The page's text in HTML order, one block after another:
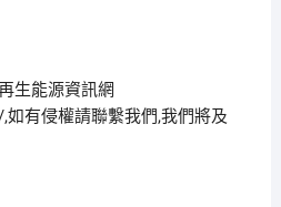
生能源資訊網
有侵權請聯繫我們,我們將及